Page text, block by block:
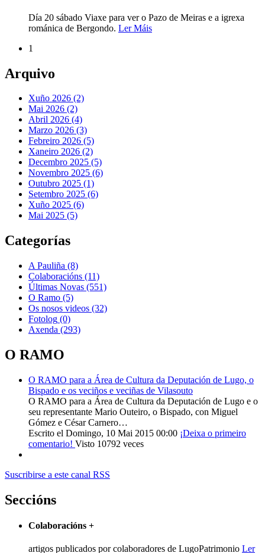
Día 20 sábado Viaxe para ver o Pazo de Meiras e a igrexa
románica de Bergondo. Ler Máis
1
Arquivo
Xuño 2026 (2)
Mai 2026 (2)
Abril 2026 (4)
Marzo 2026 (3)
Febreiro 2026 (5)
Xaneiro 2026 (2)
Decembro 2025 (5)
Novembro 2025 (6)
Outubro 2025 (1)
Setembro 2025 (6)
Xuño 2025 (6)
Mai 2025 (5)
Categorías
A Pauliña (8)
Colaboracións (11)
Últimas Novas (551)
O Ramo (5)
Os nosos videos (32)
Fotolog (0)
Axenda (293)
O RAMO
O RAMO para a Área de Cultura da Deputación de Lugo, o
Bispado e os veciños e veciñas de Vilasouto
O RAMO para a Área de Cultura da Deputación de Lugo e o
seu representante Mario Outeiro, o Bispado, con Miguel
Gómez e César Carnero…
Escrito el Domingo, 10 Mai 2015 00:00 ¡Deixa o primeiro
comentario! Visto 10792 veces
Suscribirse a este canal RSS
Seccións
Colaboracións +
artigos publicados por colaboradores de LugoPatrimonio Ler